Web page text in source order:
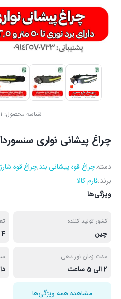
شناسه محصول:
چراغ پیشانی نواری
دسته: چراغ قوه پیشانی بند,چراغ قوه
برند: فارم کالا
ویژگی‌ها
کشور تولید کننده
چین 4 حالت
مدت زمان نور دهی
2 الی 5 ساعت
مشاهده همه ویژگی‌ها